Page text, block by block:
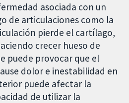
asociada con un
de articulaciones como la
pierde el cartílago,
crecer hueso de
puede provocar que el
dolor e inestabilidad en
puede afectar la
de utilizar la